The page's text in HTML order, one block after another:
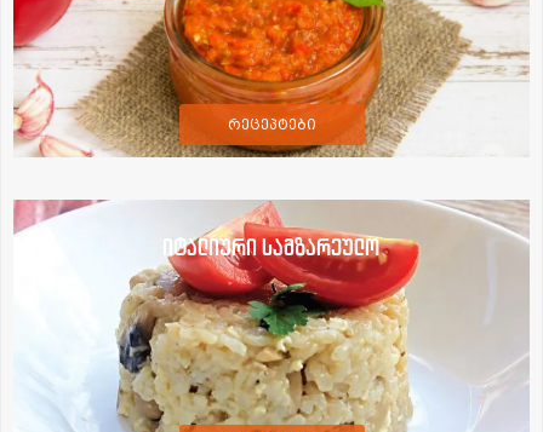
რეცეპტები
იტალიური სამზარეულო